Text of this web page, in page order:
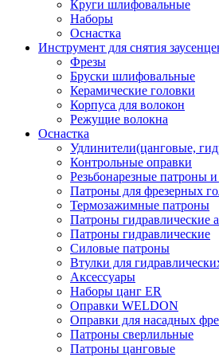
Круги шлифовальные
Наборы
Оснастка
Инструмент для снятия
Фрезы
Бруски шлифовальные
Керамические головки
Корпуса для волокон
Режущие волокна
Оснастка
Удлинители(цанговые,
Контрольные оправки
Резьбонарезные патроны
Патроны для фрезерных
Термозажимные патроны
Патроны гидравлические
Патроны гидравлические
Силовые патроны
Втулки для
Аксессуары
Наборы цанг ER
Оправки WELDON
Оправки для насадных
Патроны сверлильные
Патроны цанговые